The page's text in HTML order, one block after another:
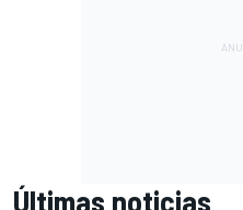
Últimas noticias